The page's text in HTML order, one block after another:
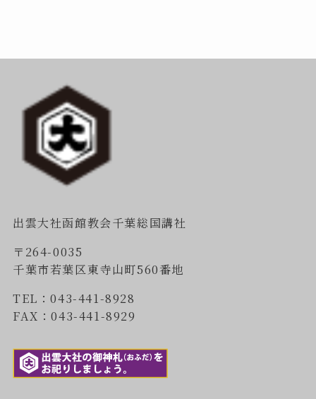
出雲大社函館教会千葉総国講社
〒264-0035
千葉市若葉区東寺山町560番地
TEL：043-441-8928
FAX：043-441-8929